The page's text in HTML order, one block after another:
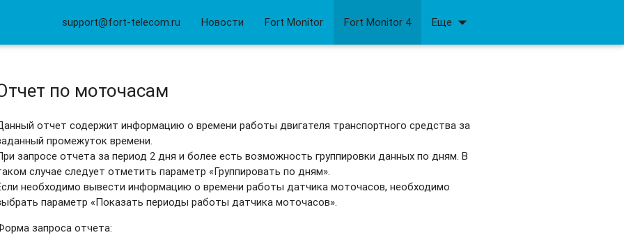
support@fort-telecom.ru Новости Fort Monitor Fort Monitor 4 Еще arrow_drop_down
по моточасам
отчет содержит информацию о времени работы двигателя транспортного средства за
промежуток времени.
запросе отчета за период 2 дня и более есть возможность группировки данных по дням. В
случае следует отметить параметр «Группировать по дням».
необходимо вывести информацию о времени работы датчика моточасов, необходимо
параметр «Показать периоды работы датчика моточасов».
запроса отчета: